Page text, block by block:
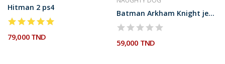
Hitman 2 ps4
79,000 TND
Batman Arkham Knight jeu ps4
59,000 TND